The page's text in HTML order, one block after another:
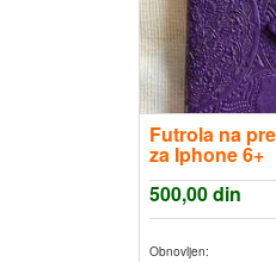
Futrola na
za Iphone 6+
500,00din
Obnovljen: